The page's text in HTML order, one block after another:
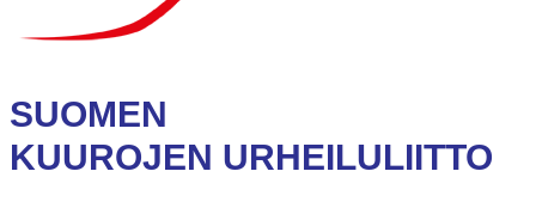
SUOMEN
KUUROJEN URHEILULIITTO